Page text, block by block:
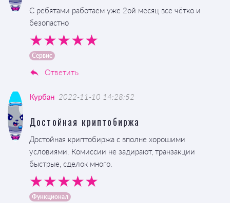
С ребятами работаем уже 2ой месяц все чётко и
безопастно
Сервис
Ответить
Курбан 2022-11-10 14:28:52
Достойная криптобиржа
Достойная криптобиржа с вполне хорошими
условиями. Комиссии не задирают, транзакции
быстрые, сделок много.
Функционал